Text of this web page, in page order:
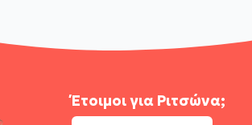
Έτοιμοι για Ριτσώνα;